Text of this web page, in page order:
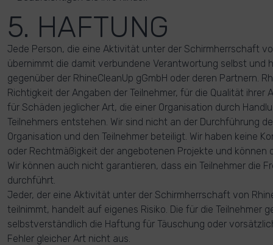
5. HAFTUNG
Jede Person, die eine Aktivität unter der Schirmherrschaft
übernimmt die damit verbundene Verantwortung selbst und
gegenüber der RhineCleanUp gGmbH oder deren Partnern.
Richtigkeit der Angaben der Teilnehmer, für die Qualität ihrer
für Schäden jeglicher Art, die einer Organisation durch
Teilnehmers entstehen. Wir sind nicht an der Durchführung
Organisation und den Teilnehmer beteiligt. Wir haben keine
oder Rechtmäßigkeit der angebotenen Projekte und können
Wir können auch nicht garantieren, dass ein Teilnehmer die
durchführt.
Jeder, der eine Aktivität unter der Schirmherrschaft von
teilnimmt, handelt auf eigenes Risiko. Die für die Teilnehmer
selbstverständlich die Haftung für Täuschung oder
Fehler gleicher Art nicht aus.